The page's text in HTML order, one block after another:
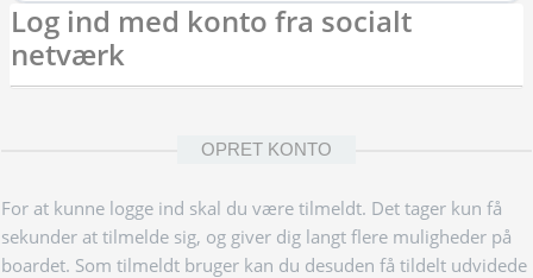
Log ind med konto fra socialt
netværk
OPRET KONTO
For at kunne logge ind skal du være tilmeldt. Det tager kun få
sekunder at tilmelde sig, og giver dig langt flere muligheder på
boardet. Som tilmeldt bruger kan du desuden få tildelt udvidede